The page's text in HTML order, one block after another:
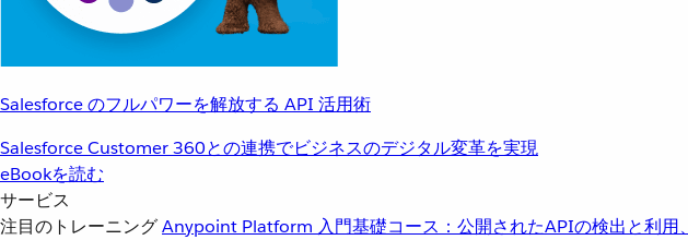
Salesforce のフルパワーを解放する API 活用術
Salesforce Customer 360との連携でビジネスのデジタル変革を実現
eBookを読む
サービス
注目のトレーニングAnypoint Platform 入門基礎コース：公開されたAPIの検出と利用